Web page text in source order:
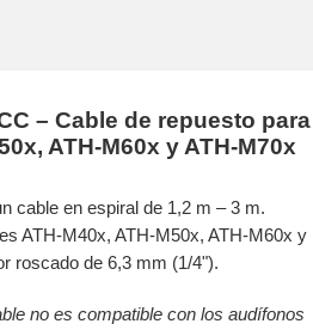
– Cable de repuesto para
ATH-M60x y ATH-M70x
cable en espiral de 1,2 m – 3 m.
ATH-M40x, ATH-M50x, ATH-M60x y
roscado de 6,3 mm (1/4").
no es compatible con los audífonos